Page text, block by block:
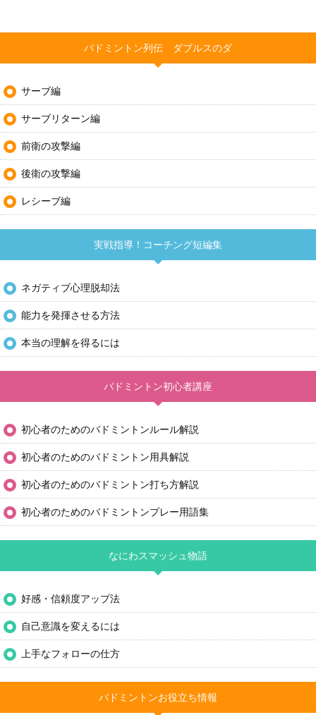
バドミントン列伝 ダブルスのダ
サーブ編
サーブリターン編
前衛の攻撃編
後衛の攻撃編
レシーブ編
実戦指導！コーチング短編集
ネガティブ心理脱却法
能力を発揮させる方法
本当の理解を得るには
バドミントン初心者講座
初心者のためのバドミントンルール解説
初心者のためのバドミントン用具解説
初心者のためのバドミントン打ち方解説
初心者のためのバドミントンプレー用語集
なにわスマッシュ物語
好感・信頼度アップ法
自己意識を変えるには
上手なフォローの仕方
バドミントンお役立ち情報